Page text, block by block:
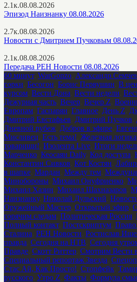
2.1к.08.08.2026
Эпизод Наизнанку 08.08.2026
2.7к.08.08.2026
Новости с Дмитрием Пучковым
2.1к.08.08.2026
Передача РЕН Новости 08.08.2026
60 минут, WarGonzo Александр
горки Бесогон Борис Первушин В
курсом Вести Дона Вести недели
Дежурная часть Вечер Вечер Z
Европам Гаспарян Главное День Z
Дмитрий Евстафьев Дмитрий Пучков
Дневной рубеж Добров в эфире
Мисливец Есть тема! Железная логика
товарищи! Изолента Live Итоги
Марченко Кеосаян Daily, Код доступа
Константин Сивков Кот Костян
в шапке Мардан Между тем
Минобороны Михаил Онуфриенко
Михаил Хазин Михаил Шахназаров
Наизнанку, Николай Дульский
Оружейный Мастер Открытый эфир
горячим следам Политическая Россия
Полный контакт, Постскриптум Право
Сталина РЕН Новости Ростислав
правда Сегодня на НТВ Сегодня
Правде Скотт Риттер Смотрим Вести
Специальный репортаж Звезда
Стас Ай, Как Просто! Стопфейк
русского Утро Z Факты Формула